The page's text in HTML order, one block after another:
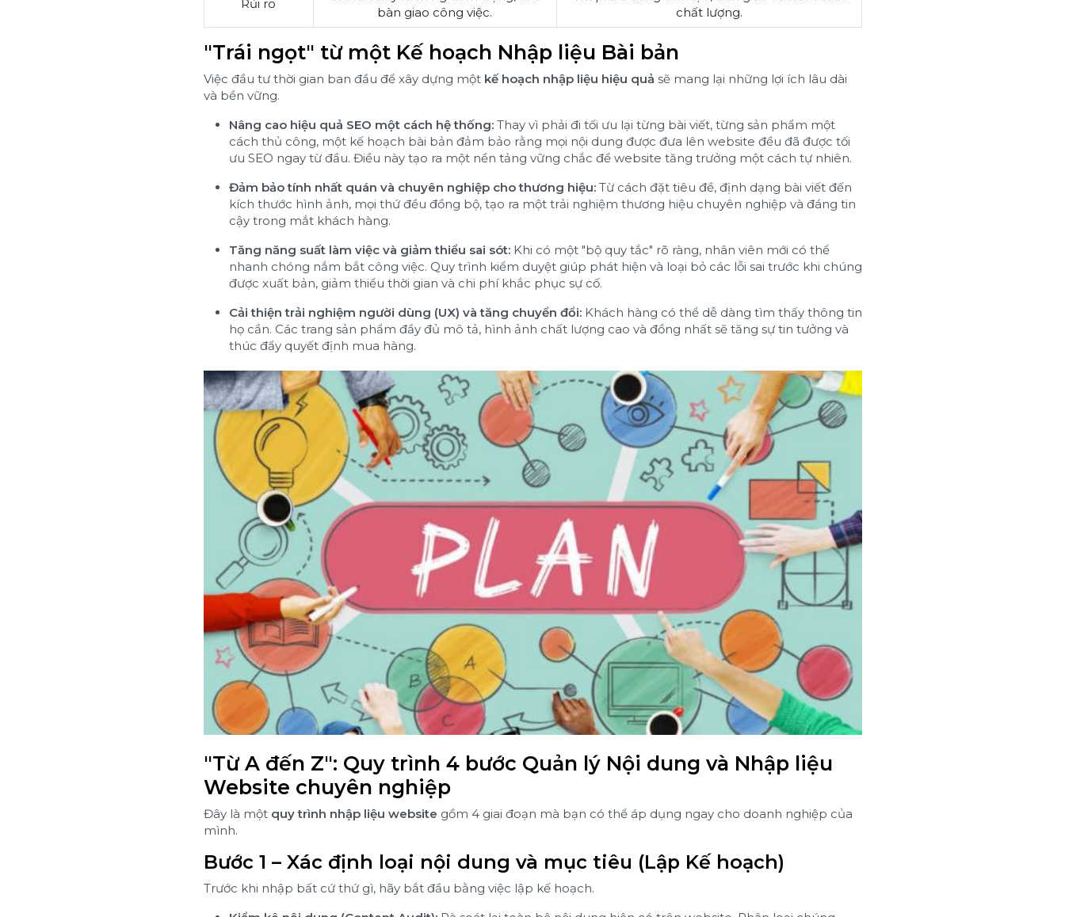
Rủi ro
bàn giao công việc.
chất lượng.
"Trái ngọt" từ một Kế hoạch Nhập liệu Bài bản
Việc đầu tư thời gian ban đầu để xây dựng một kế hoạch nhập liệu hiệu quả sẽ mang lại những lợi ích lâu dài
và bền vững.
Nâng cao hiệu quả SEO một cách hệ thống:Thay vì phải đi tối ưu lại từng bài viết, từng sản phẩm một
cách thủ công, một kế hoạch bài bản đảm bảo rằng mọi nội dung được đưa lên website đều đã được tối
ưu SEO ngay từ đầu. Điều này tạo ra một nền tảng vững chắc để website tăng trưởng một cách tự nhiên.
Đảm bảo tính nhất quán và chuyên nghiệp cho thương hiệu:Từ cách đặt tiêu đề, định dạng bài viết đến
kích thước hình ảnh, mọi thứ đều đồng bộ, tạo ra một trải nghiệm thương hiệu chuyên nghiệp và đáng tin
cậy trong mắt khách hàng.
Tăng năng suất làm việc và giảm thiểu sai sót:Khi có một "bộ quy tắc" rõ ràng, nhân viên mới có thể
nhanh chóng nắm bắt công việc. Quy trình kiểm duyệt giúp phát hiện và loại bỏ các lỗi sai trước khi chúng
được xuất bản, giảm thiểu thời gian và chi phí khắc phục sự cố.
Cải thiện trải nghiệm người dùng (UX) và tăng chuyển đổi:Khách hàng có thể dễ dàng tìm thấy thông tin
họ cần. Các trang sản phẩm đầy đủ mô tả, hình ảnh chất lượng cao và đồng nhất sẽ tăng sự tin tưởng và
thúc đẩy quyết định mua hàng.
"Từ A đến Z": Quy trình 4 bước Quản lý Nội dung và Nhập liệu
Website chuyên nghiệp
Đây là một quy trình nhập liệu website gồm 4 giai đoạn mà bạn có thể áp dụng ngay cho doanh nghiệp của
mình.
Bước 1 – Xác định loại nội dung và mục tiêu (Lập Kế hoạch)
Trước khi nhập bất cứ thứ gì, hãy bắt đầu bằng việc lập kế hoạch.